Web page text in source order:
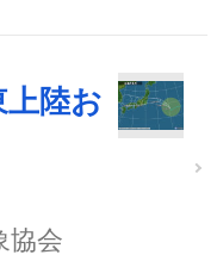
上陸お
協会